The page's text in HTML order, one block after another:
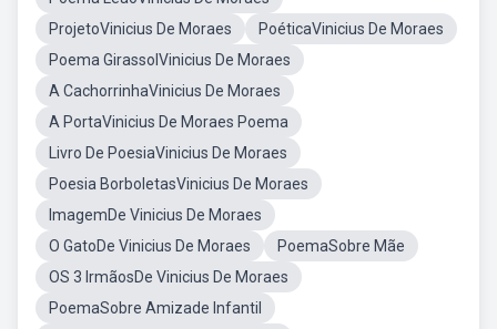
ProjetoVinicius De Moraes
PoéticaVinicius De Moraes
Poema GirassolVinicius De Moraes
A CachorrinhaVinicius De Moraes
A PortaVinicius De Moraes Poema
Livro De PoesiaVinicius De Moraes
Poesia BorboletasVinicius De Moraes
ImagemDe Vinicius De Moraes
O GatoDe Vinicius De Moraes
PoemaSobre Mãe
OS 3 IrmãosDe Vinicius De Moraes
PoemaSobre Amizade Infantil